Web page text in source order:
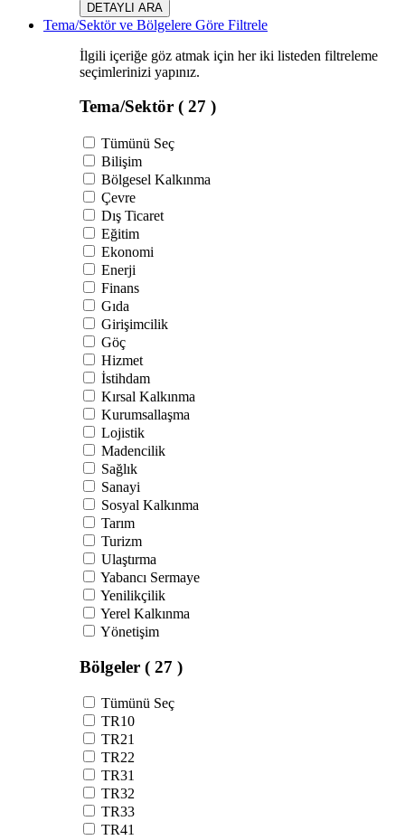
DETAYLI ARA
Tema/Sektör ve Bölgelere Göre Filtrele
İlgili içeriğe göz atmak için her iki listeden filtreleme
seçimlerinizi yapınız.
Tema/Sektör ( 27 )
Tümünü Seç
Bilişim
Bölgesel Kalkınma
Çevre
Dış Ticaret
Eğitim
Ekonomi
Enerji
Finans
Gıda
Girişimcilik
Göç
Hizmet
İstihdam
Kırsal Kalkınma
Kurumsallaşma
Lojistik
Madencilik
Sağlık
Sanayi
Sosyal Kalkınma
Tarım
Turizm
Ulaştırma
Yabancı Sermaye
Yenilikçilik
Yerel Kalkınma
Yönetişim
Bölgeler ( 27 )
Tümünü Seç
TR10
TR21
TR22
TR31
TR32
TR33
TR41